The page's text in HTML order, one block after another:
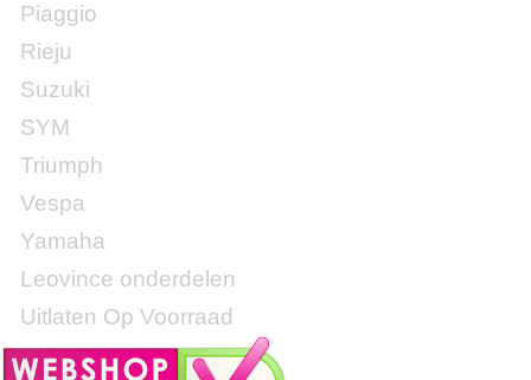
Piaggio
Rieju
Suzuki
SYM
Triumph
Vespa
Yamaha
Leovince onderdelen
Uitlaten Op Voorraad